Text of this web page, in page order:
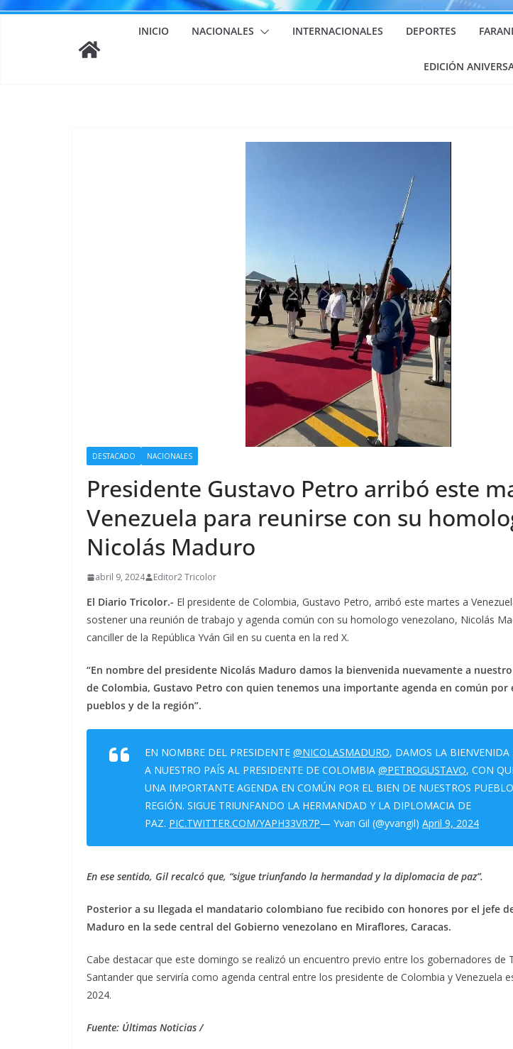
INICIO NACIONALES INTERNACIONALES DEPORTES
EDICIÓN
DESTACADO NACIONALES
Presidente Gustavo Petro arribó este
Venezuela para reunirse con su
Nicolás Maduro
abril 9, 2024 Editor2 Tricolor
El Diario Tricolor.- El presidente de Colombia, Gustavo Petro, arribó este martes a
sostener una reunión de trabajo y agenda común con su homologo venezolano, Nicolás
canciller de la República Yván Gil en su cuenta en la red X.
“En nombre del presidente Nicolás Maduro damos la bienvenida nuevamente a
de Colombia, Gustavo Petro con quien tenemos una importante agenda en común por
pueblos y de la región”.
EN NOMBRE DEL PRESIDENTE @NICOLASMADURO, DAMOS LA BIENVENIDA
A NUESTRO PAÍS AL PRESIDENTE DE COLOMBIA @PETROGUSTAVO, CON
UNA IMPORTANTE AGENDA EN COMÚN POR EL BIEN DE NUESTROS
REGIÓN. SIGUE TRIUNFANDO LA HERMANDAD Y LA DIPLOMACIA DE
PAZ. PIC.TWITTER.COM/YAPH33VR7P— Yvan Gil (@yvangil) April 9, 2024
En ese sentido, Gil recalcó que, “sigue triunfando la hermandad y la diplomacia de paz”.
Posterior a su llegada el mandatario colombiano fue recibido con honores por el jefe
Maduro en la sede central del Gobierno venezolano en Miraflores, Caracas.
Cabe destacar que este domingo se realizó un encuentro previo entre los gobernadores de
Santander que serviría como agenda central entre los presidente de Colombia y Venezuela
2024.
Fuente: Últimas Noticias /